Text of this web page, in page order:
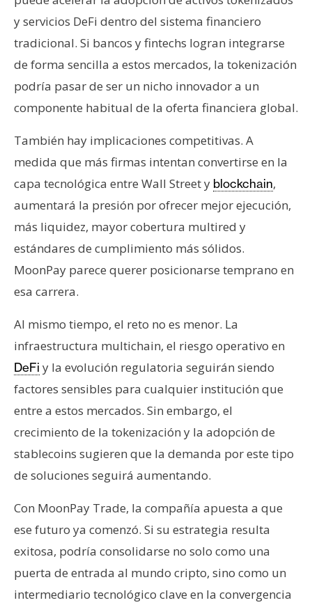
y servicios DeFi dentro del sistema financiero
tradicional. Si bancos y fintechs logran integrarse
de forma sencilla a estos mercados, la tokenización
podría pasar de ser un nicho innovador a un
componente habitual de la oferta financiera global.
También hay implicaciones competitivas. A
medida que más firmas intentan convertirse en la
capa tecnológica entre Wall Street y blockchain,
aumentará la presión por ofrecer mejor ejecución,
más liquidez, mayor cobertura multired y
estándares de cumplimiento más sólidos.
MoonPay parece querer posicionarse temprano en
esa carrera.
Al mismo tiempo, el reto no es menor. La
infraestructura multichain, el riesgo operativo en
DeFi y la evolución regulatoria seguirán siendo
factores sensibles para cualquier institución que
entre a estos mercados. Sin embargo, el
crecimiento de la tokenización y la adopción de
stablecoins sugieren que la demanda por este tipo
de soluciones seguirá aumentando.
Con MoonPay Trade, la compañía apuesta a que
ese futuro ya comenzó. Si su estrategia resulta
exitosa, podría consolidarse no solo como una
puerta de entrada al mundo cripto, sino como un
intermediario tecnológico clave en la convergencia